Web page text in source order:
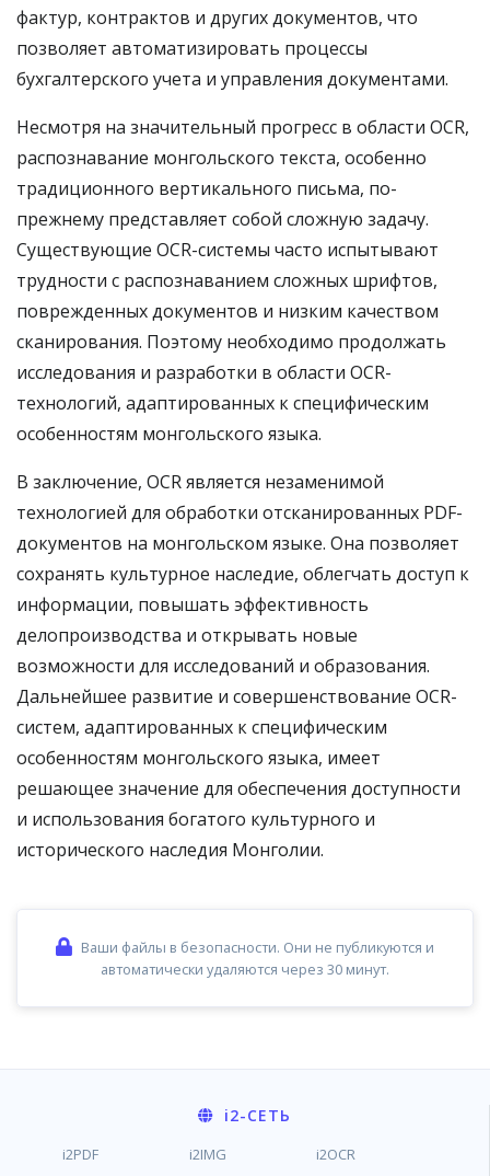
фактур, контрактов и других документов, что
позволяет автоматизировать процессы
бухгалтерского учета и управления документами.
Несмотря на значительный прогресс в области OCR,
распознавание монгольского текста, особенно
традиционного вертикального письма, по-
прежнему представляет собой сложную задачу.
Существующие OCR-системы часто испытывают
трудности с распознаванием сложных шрифтов,
поврежденных документов и низким качеством
сканирования. Поэтому необходимо продолжать
исследования и разработки в области OCR-
технологий, адаптированных к специфическим
особенностям монгольского языка.
В заключение, OCR является незаменимой
технологией для обработки отсканированных PDF-
документов на монгольском языке. Она позволяет
сохранять культурное наследие, облегчать доступ к
информации, повышать эффективность
делопроизводства и открывать новые
возможности для исследований и образования.
Дальнейшее развитие и совершенствование OCR-
систем, адаптированных к специфическим
особенностям монгольского языка, имеет
решающее значение для обеспечения доступности
и использования богатого культурного и
исторического наследия Монголии.
Ваши файлы в безопасности. Они не публикуются и
автоматически удаляются через 30 минут.
i2-СЕТЬ
i2PDF i2IMG
i2OCR